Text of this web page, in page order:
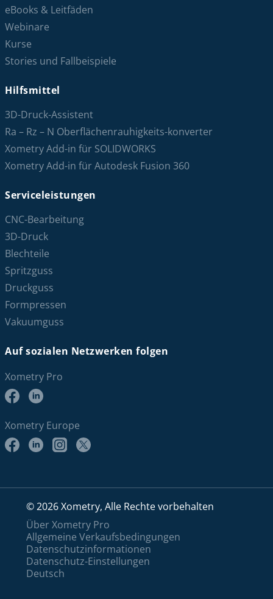
eBooks & Leitfäden
Webinare
Kurse
Stories und Fallbeispiele
Hilfsmittel
3D-Druck-Assistent
Ra – Rz – N Oberflächenrauhigkeits-konverter
Xometry Add-in für SOLIDWORKS
Xometry Add-in für Autodesk Fusion 360
Serviceleistungen
CNC-Bearbeitung
3D-Druck
Blechteile
Spritzguss
Druckguss
Formpressen
Vakuumguss
Auf sozialen Netzwerken folgen
Xometry Pro
Xometry Europe
© 2026 Xometry, Alle Rechte vorbehalten
Über Xometry Pro
Allgemeine Verkaufsbedingungen
Datenschutzinformationen
Datenschutz-Einstellungen
Deutsch